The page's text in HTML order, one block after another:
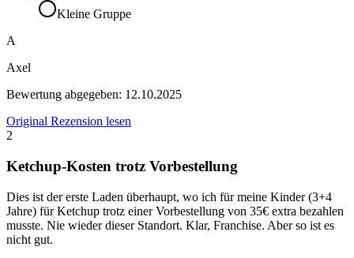
Kleine Gruppe
A
Axel
Bewertung abgegeben: 12.10.2025
Original Rezension lesen
2
Ketchup-Kosten trotz Vorbestellung
Dies ist der erste Laden überhaupt, wo ich für meine Kinder (3+4
Jahre) für Ketchup trotz einer Vorbestellung von 35€ extra bezahlen
musste. Nie wieder dieser Standort. Klar, Franchise. Aber so ist es
nicht gut.